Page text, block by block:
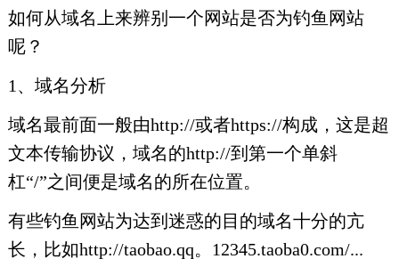
如何从域名上来辨别一个网站是否为钓鱼网站
呢？
1、域名分析
域名最前面一般由http://或者https://构成，这是超
文本传输协议，域名的http://到第一个单斜
杠“/”之间便是域名的所在位置。
有些钓鱼网站为达到迷惑的目的域名十分的亢
长，比如http://taobao.qq。12345.taoba0.com/...